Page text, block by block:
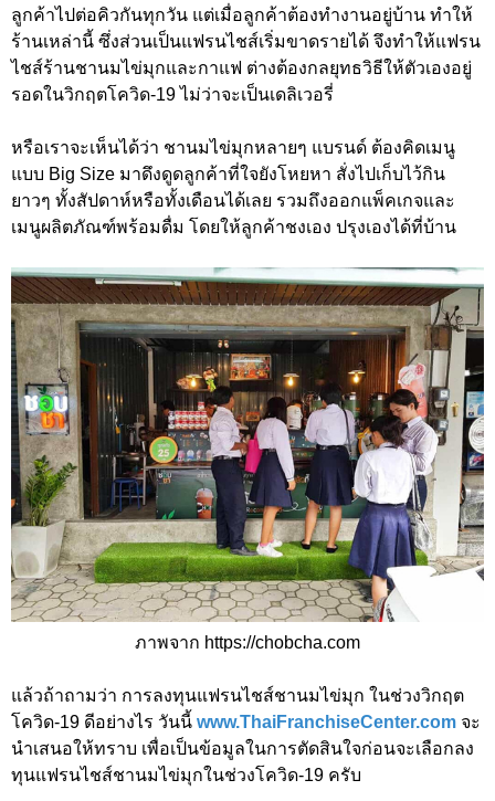
ลูกค้าไปต่อคิวกันทุกวัน แต่เมื่อลูกค้าต้องทำงานอยู่บ้าน ทำให้
ร้านเหล่านี้ ซึ่งส่วนเป็นแฟรนไชส์เริ่มขาดรายได้ จึงทำให้แฟรน
ไชส์ร้านชานมไข่มุกและกาแฟ ต่างต้องกลยุทธวิธีให้ตัวเองอยู่
รอดในวิกฤตโควิด-19 ไม่ว่าจะเป็นเดลิเวอรี่
หรือเราจะเห็นได้ว่า ชานมไข่มุกหลายๆ แบรนด์ ต้องคิดเมนู
แบบ Big Size มาดึงดูดลูกค้าที่ใจยังโหยหา สั่งไปเก็บไว้กิน
ยาวๆ ทั้งสัปดาห์หรือทั้งเดือนได้เลย รวมถึงออกแพ็คเกจและ
เมนูผลิตภัณฑ์พร้อมดื่ม โดยให้ลูกค้าชงเอง ปรุงเองได้ที่บ้าน
ภาพจาก https://chobcha.com
แล้วถ้าถามว่า การลงทุนแฟรนไชส์ชานมไข่มุก ในช่วงวิกฤต
โควิด-19 ดีอย่างไร วันนี้ www.ThaiFranchiseCenter.com จะ
นำเสนอให้ทราบ เพื่อเป็นข้อมูลในการตัดสินใจก่อนจะเลือกลง
ทุนแฟรนไชส์ชานมไข่มุกในช่วงโควิด-19 ครับ